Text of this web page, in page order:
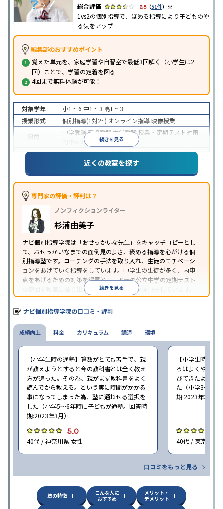
3.5（51件） ※
1vs2の個別指導で、ほめる指導により子どものや
る気をアップ
編集部のおすすめポイント
覚えた単元を、家庭学習や自習室で最低3回解く（小学生は2
回）ことで、学習の定着を図る
4回まで無料体験が可能！
続きを見る
対象学年 小1 ~ 6 中1 ~ 3 高1 ~ 3
授業形式
個別指導(1対2~) オンライン指導映像授業
目的
中学受験高校受験大学受験 授業・定期テスト対策
内申点対策
学習習慣の定着
成績保証制度あり授業の振替可能オンライン対応
1科目から受講可能季節講習のみの受講可
※2023年3月調査。小学校高学年の個別指導塾アンケート調査方法を参
近くの教室を探す
専門家の評価・評判は？
ノンフィクションライター
杉浦由美子
ナビ個別指導学院は「おせっかいな先生」をキャッチコピーとし
て、おせっかいなまでの面倒見のよさ、褒める指導を心がける個
別指導塾です。コーチングの手法を取り入れ、生徒のモチベーシ
ョンをあげていく指導をしています。中学生の生徒が多く、内申
点をあげるための対策を得意とし、地元の公立中学の定期テスト
の範囲を教室に貼り出すなど手厚く学習をフォローしています。
オリジナルテキストを使用しており、特に英語は各教科書に合わ
せたテキストを使った「先取り学習」で理解度を深められます。
続きを見る
ナビ個別指導学院の口コミ・評判
成績向上
【小学生時の通塾】算数がとても苦手で、親
が教えようとすると今の教科書とは全く教え
方が違った。その為、親がまず教科書をよく
読んでから教える。という実に時間がかかる
事になってしまった為、塾に通わせる選択を
した（小学5〜6年時に子どもが通塾。回答時
期:2023年3月）
5.0
40代 / 神奈川県 女性
【小学生時の通
ろはよくやり方
びてきたようで
た（小学3〜6年
期:2023年3月）
40代 / 東京都 女
口コミをもっと見る
料金 カリキュラム 講師 環境
塾の特徴
こんな人に
おすすめ
メリット・
デメリット